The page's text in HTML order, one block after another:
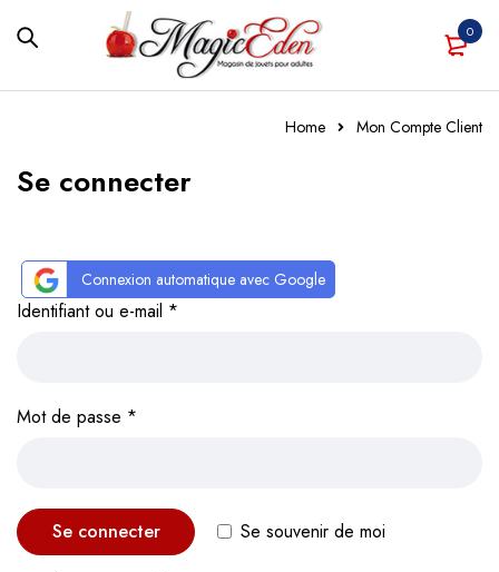
0
Home Mon Compte Client
Se connecter
Connexion automatique avec Google
Identifiant ou e-mail *
Mot de passe *
Alternative:
Se souvenir de moi
Se connecter